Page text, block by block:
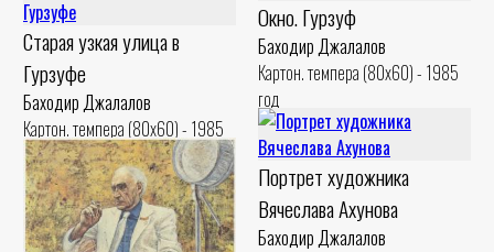
Старая узкая улица в
Гурзуфе
Баходир Джалалов
Картон. темпера (80x60) - 1985
год
Окно. Гурзуф
Баходир Джалалов
Картон. темпера (80x60) - 1985
год
Портрет художника
Вячеслава Ахунова
Баходир Джалалов